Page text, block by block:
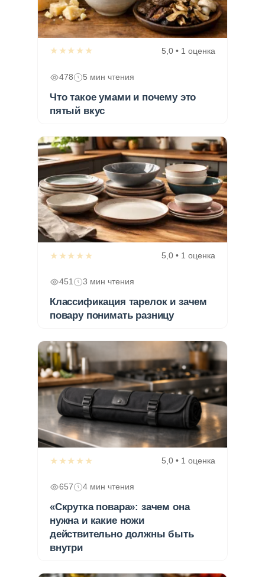
★★★★★ 5,0 • 1 оценка
478 5 мин чтения
Что такое умами и почему это
пятый вкус
★★★★★ 5,0 • 1 оценка
451 3 мин чтения
Классификация тарелок и зачем
повару понимать разницу
★★★★★ 5,0 • 1 оценка
657 4 мин чтения
«Скрутка повара»: зачем она
нужна и какие ножи
действительно должны быть
внутри